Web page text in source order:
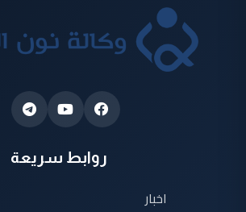
روابط سريعة
اخبار